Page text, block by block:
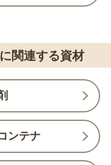
関連する資材
ンテナ